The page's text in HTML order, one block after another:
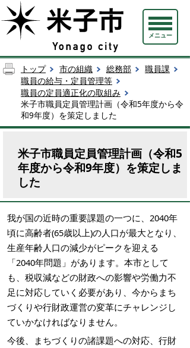
メニュー
トップ 市の組織 総務部
職員課
職員の給与・定員管理等
職員の定員適正化の取組み
米子市職員定員管理計画（令和5年度から令
和9年度）を策定しました
米子市職員定員管理計画（令和5
年度から令和9年度）を策定しま
した
我が国の近時の重要課題の一つに、2040年
頃に高齢者(65歳以上)の人口が最大となり、
生産年齢人口の減少がピークを迎える
「2040年問題」があります。本市として
も、税収減などの財政への影響や労働力不
足に対応していく必要があり、今からまち
づくりや行財政運営の変革にチャレンジし
ていかなければなりません。
今後、まちづくりの諸課題への対応、行財